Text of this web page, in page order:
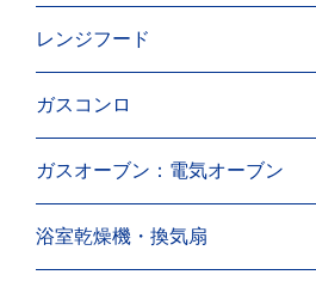
レンジフード
ガスコンロ
ガスオーブン：電気オーブン
浴室乾燥機・換気扇